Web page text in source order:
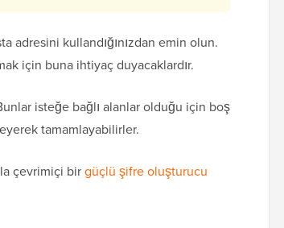
adresini kullandığınızdan emin olun.
için buna ihtiyaç duyacaklardır.
isteğe bağlı alanlar olduğu için boş
tamamlayabilirler.
çevrimiçi birgüçlü şifre oluşturucu